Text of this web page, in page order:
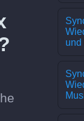
und